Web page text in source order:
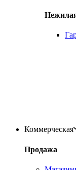
Коммерческая
Продажа